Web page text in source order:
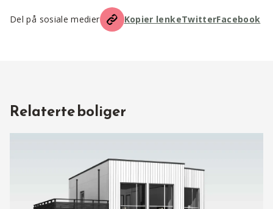
Del på sosiale medier Kopier lenkeTwitterFacebook
Relaterte boliger